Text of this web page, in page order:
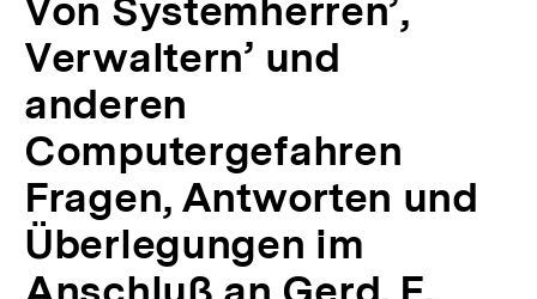
hinter
Datengittern“
APuZ
51/1977
bpb.de
Von Systemherren’,
Verwaltern’ und
anderen
Computergefahren
Fragen, Antworten und
Überlegungen im